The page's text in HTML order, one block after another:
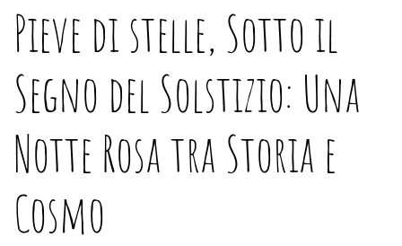
Pieve di stelle, Sotto il
Segno del Solstizio: Una
Notte Rosa tra Storia e
Cosmo